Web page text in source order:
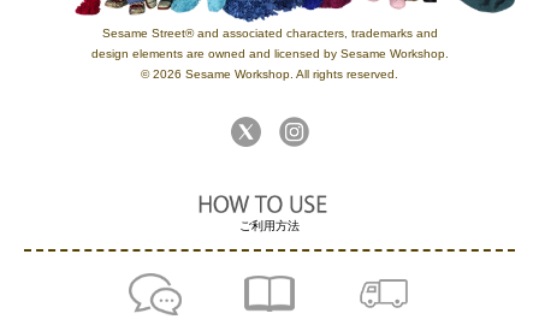
Sesame Street® and associated characters, trademarks and
design elements are owned and licensed by Sesame Workshop.
© 2026 Sesame Workshop. All rights reserved.
ご利用方法